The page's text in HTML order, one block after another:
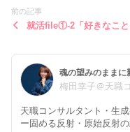
前の記事
就活file①-2「好きなこと
梅田幸子＠天職
天職コンサルタント・生
ー固める反射・原始反射